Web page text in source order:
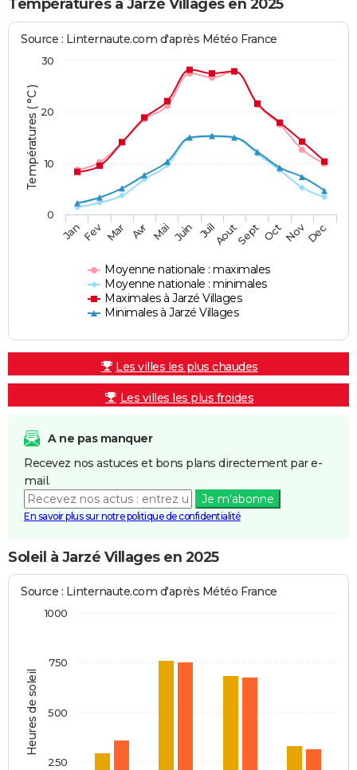
Températures à Jarzé Villages en 2025
Températures ( °C )
Source : Linternaute.com d'après Météo France
Moyenne nationale : maximales
Moyenne nationale : minimales
Maximales à Jarzé Villages
Minimales à Jarzé Villages
JanFev Mar Avr Mai Juin JuilAoutSept OctNovDec
0
10
20
30
Les villes les plus chaudes
Les villes les plus froides
A ne pas manquer
Recevez nos astuces et bons plans directement par e-
mail.
Je m'abonne
En savoir plus sur notre politique de confidentialité
Soleil à Jarzé Villages en 2025
Heures de soleil
Source : Linternaute.com d'après Météo France
1000
250
500
750